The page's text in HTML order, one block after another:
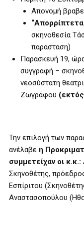
Απονομή
σκηνοθεσία
παράσταση)
Παρασκευή 19,
συγγραφή –
νεοσύστατη
Ζωγράφου
Την επιλογή των
ανέλαβε η
συμμετείχαν οι κ.κ.:
Σκηνοθέτης,
Εσπίριτου
Αναστασοπούλου